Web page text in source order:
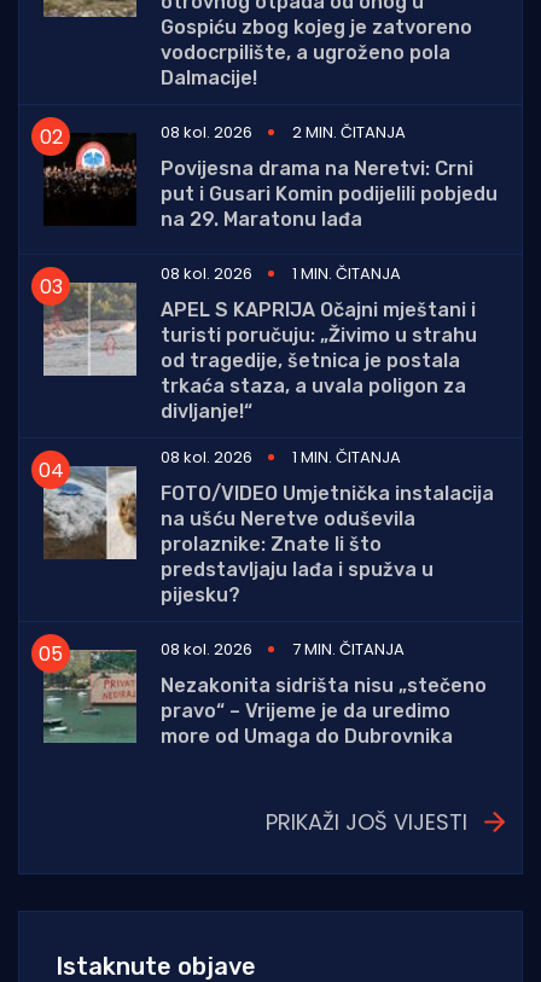
Gospiću zbog kojeg je zatvoreno
vodocrpilište, a ugroženo pola
Dalmacije!
08 kol. 2026
2 MIN. ČITANJA
Povijesna drama na Neretvi: Crni
put i Gusari Komin podijelili pobjedu
na 29. Maratonu lađa
08 kol. 2026
1 MIN. ČITANJA
APEL S KAPRIJA Očajni mještani i
turisti poručuju: „Živimo u strahu
od tragedije, šetnica je postala
trkaća staza, a uvala poligon za
divljanje!“
08 kol. 2026
1 MIN. ČITANJA
FOTO/VIDEO Umjetnička instalacija
na ušću Neretve oduševila
prolaznike: Znate li što
predstavljaju lađa i spužva u
pijesku?
08 kol. 2026
7 MIN. ČITANJA
Nezakonita sidrišta nisu „stečeno
pravo“ – Vrijeme je da uredimo
more od Umaga do Dubrovnika
PRIKAŽI JOŠ VIJESTI
Istaknute objave